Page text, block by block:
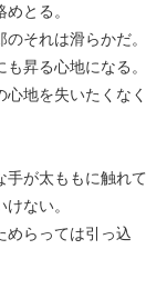
とる。
それは滑らかだ。
昇る心地になる。
地を失いたくなく
手が太ももに触れて
ない。
めらっては引っ込